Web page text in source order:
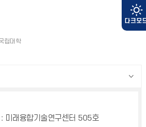
: 미래융합기술연구센터 505호